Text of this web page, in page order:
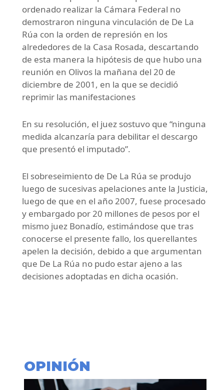
ordenado realizar la Cámara Federal no
demostraron ninguna vinculación de De La
Rúa con la orden de represión en los
alrededores de la Casa Rosada, descartando
de esta manera la hipótesis de que hubo una
reunión en Olivos la mañana del 20 de
diciembre de 2001, en la que se decidió
reprimir las manifestaciones
En su resolución, el juez sostuvo que “ninguna
medida alcanzaría para debilitar el descargo
que presentó el imputado”.
El sobreseimiento de De La Rúa se produjo
luego de sucesivas apelaciones ante la Justicia,
luego de que en el año 2007, fuese procesado
y embargado por 20 millones de pesos por el
mismo juez Bonadío, estimándose que tras
conocerse el presente fallo, los querellantes
apelen la decisión, debido a que argumentan
que De La Rúa no pudo estar ajeno a las
decisiones adoptadas en dicha ocasión.
OPINIÓN